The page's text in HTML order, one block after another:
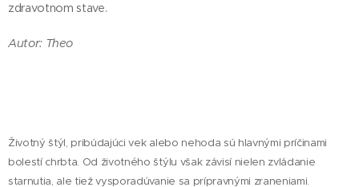
zdravotnom stave.
Autor: Theo
Životný štýl, pribúdajúci vek alebo nehoda sú hlavnými príčinami
bolestí chrbta. Od životného štýlu však závisí nielen zvládanie
starnutia, ale tiež vysporadúvanie sa prípravnými zraneniami.